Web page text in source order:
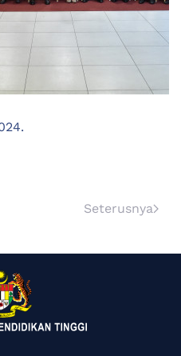
.
Seterusnya